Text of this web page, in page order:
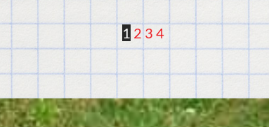
1 2 3 4